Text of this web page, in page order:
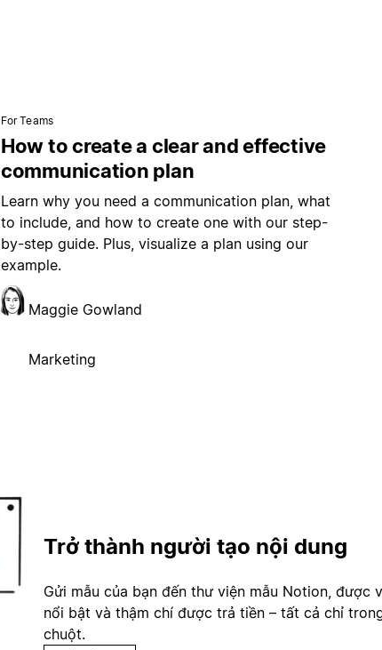
For Teams
How to create a clear and effective
communication plan
Learn why you need a communication plan, what
to include, and how to create one with our step-
by-step guide. Plus, visualize a plan using our
example.
Maggie Gowland
Marketing
Trở thành người tạo nội dung
Gửi mẫu của bạn đến thư viện mẫu Notion, được
nổi bật và thậm chí được trả tiền – tất cả chỉ
chuột.